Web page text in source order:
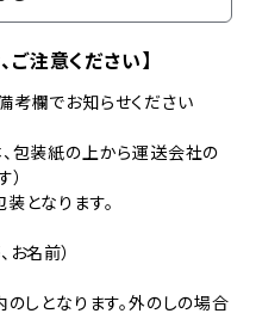
ご注意ください】
考欄でお知らせください
包装紙の上から運送会社の
となります。
お名前）
のしとなります。外のしの場合